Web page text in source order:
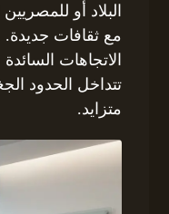
البلاد أو
مع ثقافات
الاتجاهات
تتداخل الحدود
متزايد.